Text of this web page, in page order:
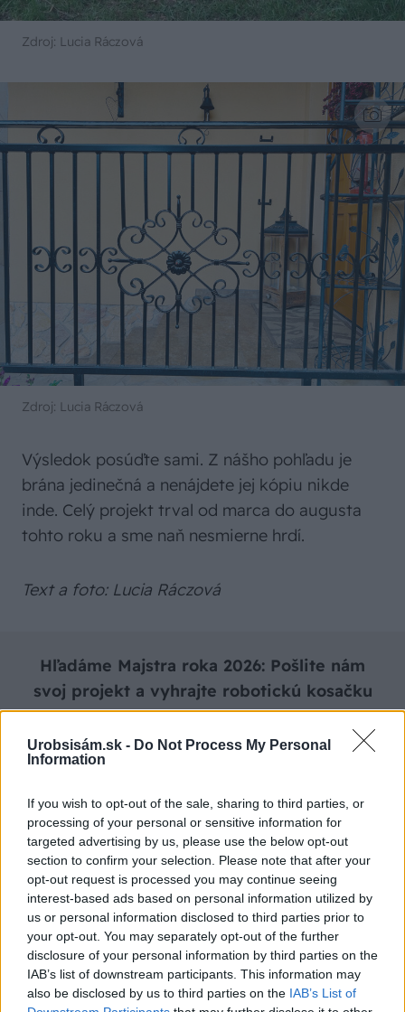
Urobsisám.sk - Do Not Process My Personal
Information
If you wish to opt-out of the sale, sharing to third parties, or
processing of your personal or sensitive information for
targeted advertising by us, please use the below opt-out
section to confirm your selection. Please note that after your
opt-out request is processed you may continue seeing
interest-based ads based on personal information utilized by
us or personal information disclosed to third parties prior to
your opt-out. You may separately opt-out of the further
disclosure of your personal information by third parties on the
IAB’s list of downstream participants. This information may
also be disclosed by us to third parties on the IAB’s List of
Zdroj: Lucia Ráczová
Zdroj: Lucia Ráczová
Výsledok posúďte sami. Z nášho pohľadu je
brána jedinečná a nenájdete jej kópiu nikde
inde. Celý projekt trval od marca do augusta
tohto roku a sme naň nesmierne hrdí.
Text a foto: Lucia Ráczová
Hľadáme Majstra roka 2026: Pošlite nám
svoj projekt a vyhrajte robotickú kosačku
až do 1 000 €!
Ako sa zapojiť do súťaže
Komentovať Zdieľať
Dvor a záhrada
brány Majster roka Majster roka 2026 ploty
SÚVISIACE